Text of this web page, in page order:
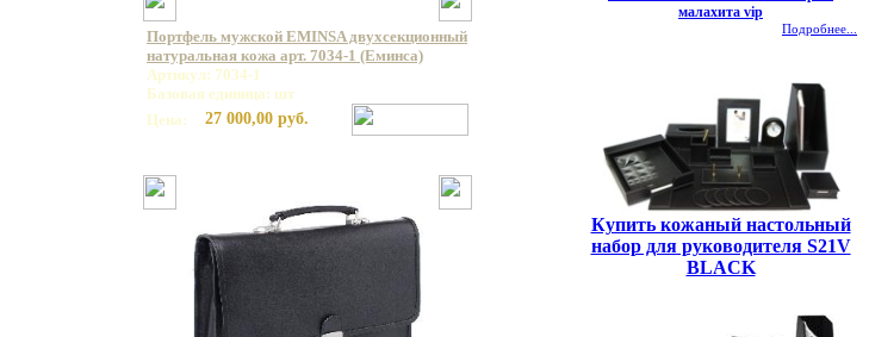
Портфель мужской EMINSA двухсекционный
натуральная кожа арт. 7034-1 (Еминса)
Артикул: 7034-1
Базовая единица: шт
Цена:
27 000,00 руб.
малахита vip
Подробнее...
Купить кожаный настольный
набор для руководителя S21V
BLACK